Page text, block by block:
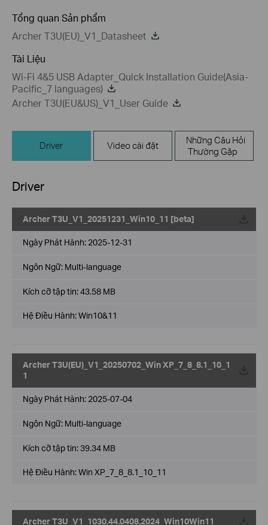
Tổng quan Sản phẩm
Archer T3U(EU)_V1_Datasheet
Tài Liệu
Wi-Fi 4&5 USB Adapter_Quick Installation Guide(Asia-
Pacific_7 languages)
Archer T3U(EU&US)_V1_User Guide
Driver Video cài đặt
Những Câu Hỏi
Thường Gặp
Driver
Archer T3U_V1_20251231_Win10_11 [beta]
Về
Ngày Phát Hành: 2025-12-31
Ngôn Ngữ: Multi-language
Kích cỡ tập tin:43.58 MB
Hệ Điều Hành: Win10&11
Archer T3U(EU)_V1_20250702_Win XP_7_8_8.1_10_1
1
Ngày Phát Hành: 2025-07-04
Ngôn Ngữ: Multi-language
Kích cỡ tập tin:39.34 MB
Hệ Điều Hành: Win XP_7_8_8.1_10_11
Archer T3U_V1_1030.44.0408.2024_Win10Win11